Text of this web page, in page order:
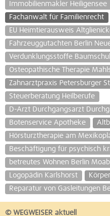
Immobilienmakler Heiligensee
Fachanwalt für Familienrecht
EU Heimtierausweis
Fahrzeuggutachten Berlin
Verdunklungsstoffe
Osteopathische Therapie
Zahnarztpraxis Petersburger
Steuerberatung Heilberufe
D-Arzt Durchgangsarzt
Botenservice Apotheke
Hörsturztherapie am
Beschäftigung für psychisch
betreutes Wohnen Berlin
Logopädin Karlshorst
Reparatur von Gasleitungen
© WEGWEISER aktuell